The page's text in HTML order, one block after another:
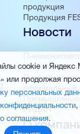
продукция
Продукция
Новости
запустила
официальный
РИДАН
О
cookie и Яндекс
или продолжая
персональных
,
соглашения.